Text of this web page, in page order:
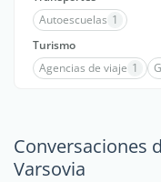
Autoescuelas 1
Turismo
Agencias de viaje 1
Conversaciones
Varsovia